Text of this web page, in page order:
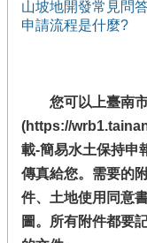
山坡地開發常見問
申請流程是什麼?
您可以上臺南市
(https://
載-簡易水土保持申
傳真給您。需要的
件、土地使用同意
圖。所有附件都要